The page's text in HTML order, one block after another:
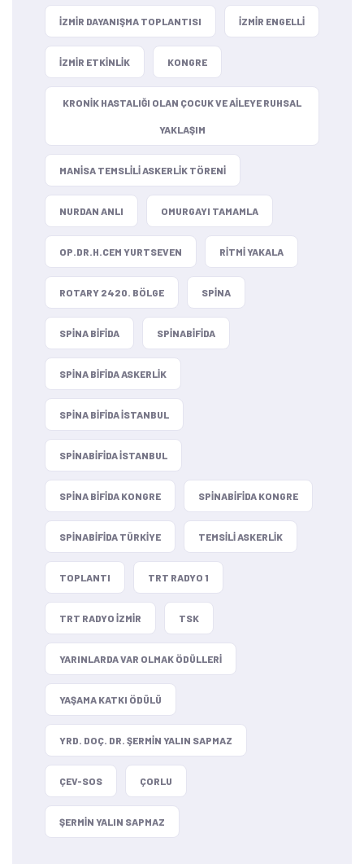
IZMIR DAYANIŞMA TOPLANTISI IZMIR ENGELLI
IZMIR ETKINLIK KONGRE
KRONIK HASTALIĞI OLAN ÇOCUK VE AILEYE RUHSAL
YAKLAŞIM
MANISA TEMSLILI ASKERLIK TÖRENI
NURDAN ANLI OMURGAYI TAMAMLA
OP.DR.H.CEM YURTSEVEN RITMI YAKALA
ROTARY 2420. BÖLGE SPINA
SPINA BIFIDA SPINABIFIDA
SPINA BIFIDA ASKERLIK
SPINA BIFIDA ISTANBUL
SPINABIFIDA ISTANBUL
SPINA BIFIDA KONGRE SPINABIFIDA KONGRE
SPINABIFIDA TÜRKIYE TEMSILI ASKERLIK
TOPLANTI TRT RADYO 1
TRT RADYO IZMIR TSK
YARINLARDA VAR OLMAK ÖDÜLLERI
YAŞAMA KATKI ÖDÜLÜ
YRD. DOÇ. DR. ŞERMIN YALIN SAPMAZ
ÇEV-SOS ÇORLU
ŞERMIN YALIN SAPMAZ